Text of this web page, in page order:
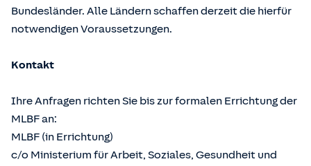
Bundesländer. Alle Ländern schaffen derzeit die hierfür
notwendigen Voraussetzungen.
Kontakt
Ihre Anfragen richten Sie bis zur formalen Errichtung der
MLBF an:
MLBF (in Errichtung)
c/o Ministerium für Arbeit, Soziales, Gesundheit und